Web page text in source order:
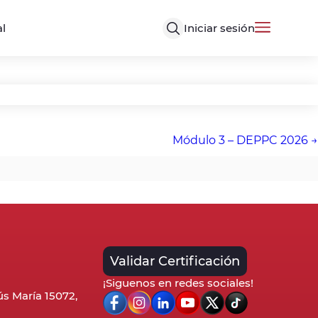
Iniciar sesión
Módulo 3 – DEPPC 2026
María 15072,
Validar Certificación
¡Siguenos en redes sociales!